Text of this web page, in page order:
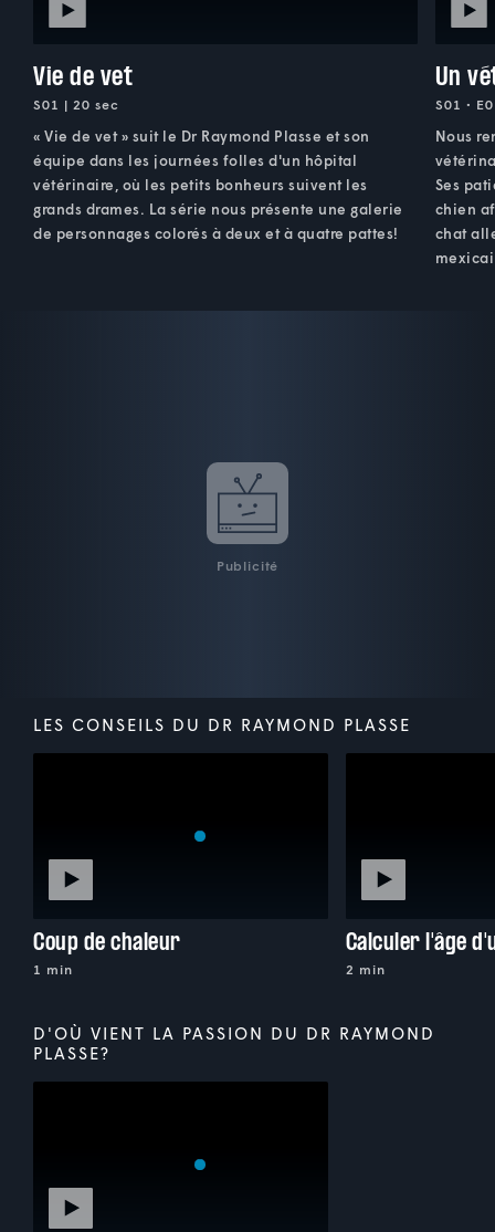
Vie de vet
S01 | 20 sec
« Vie de vet » suit le Dr Raymond Plasse et son
équipe dans les journées folles d'un hôpital
vétérinaire, où les petits bonheurs suivent les
grands drames. La série nous présente une galerie
de personnages colorés à deux et à quatre pattes!
Un
S01 •
Nous
Ses
chien
chat
Publicité
LES CONSEILS DU DR RAYMOND PLASSE
Coup de chaleur
1 min
Calculer l'âge
2 min
D'OÙ VIENT LA PASSION DU DR RAYMOND
PLASSE?